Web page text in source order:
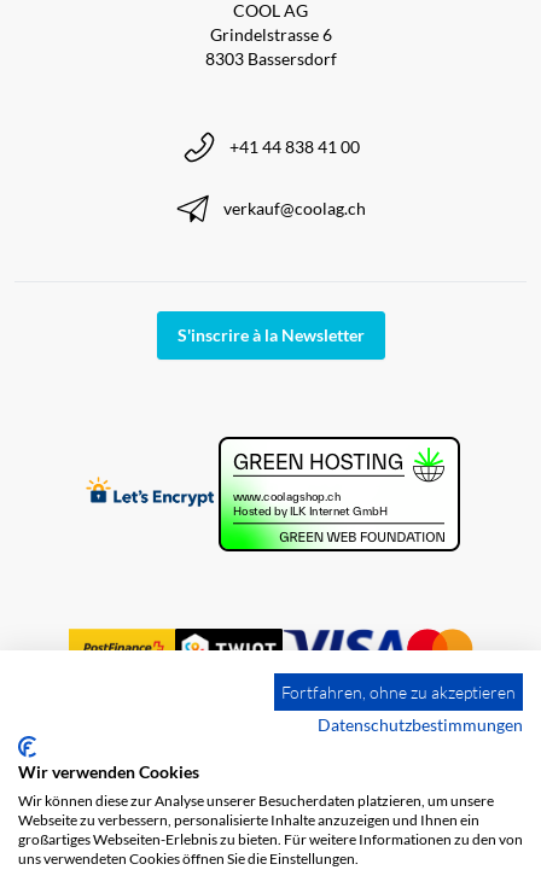
COOL AG
Grindelstrasse 6
8303 Bassersdorf
+41 44 838 41 00
verkauf@coolag.ch
S'inscrire à la Newsletter
Impression
Protection des données
Fortfahren, ohne zu akzeptieren
Datenschutzbestimmungen
Wir verwenden Cookies
Wir können diese zur Analyse unserer Besucherdaten platzieren, um unsere
Webseite zu verbessern, personalisierte Inhalte anzuzeigen und Ihnen ein
großartiges Webseiten-Erlebnis zu bieten. Für weitere Informationen zu den von
uns verwendeten Cookies öffnen Sie die Einstellungen.